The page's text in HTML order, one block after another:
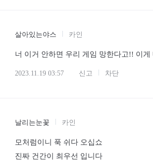
살아있는야스 카인
너 이거 안하면 우리 게임 망한다고!! 이
2023.11.19 03:57 신고 차단
날리는눈꽃 카인
모처럼이니 푹 쉬다 오십쇼
진짜 건간이 최우선 입니다